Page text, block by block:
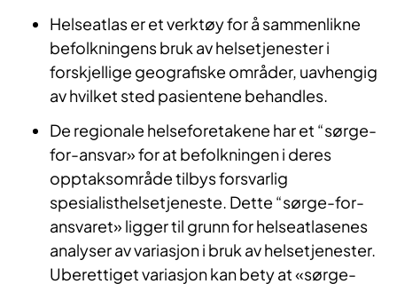
Helseatlas er et verktøy for å sammenlikne
befolkningens bruk av helsetjenester i
forskjellige geografiske områder, uavhengig
av hvilket sted pasientene behandles.
De regionale helseforetakene har et “sørge-
for-ansvar» for at befolkningen i deres
opptaksområde tilbys forsvarlig
spesialisthelsetjeneste. Dette “sørge-for-
ansvaret» ligger til grunn for helseatlasenes
analyser av variasjon i bruk av helsetjenester.
Uberettiget variasjon kan bety at «sørge-